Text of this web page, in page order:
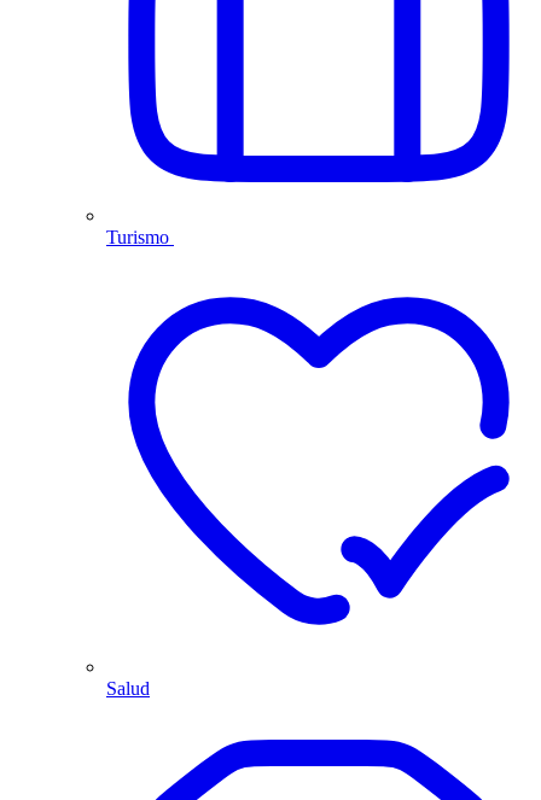
Turismo
Salud